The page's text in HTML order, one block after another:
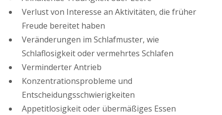
Verlust von Interesse an Aktivitäten, die früher
Freude bereitet haben
Veränderungen im Schlafmuster, wie
Schlaflosigkeit oder vermehrtes Schlafen
Verminderter Antrieb
Konzentrationsprobleme und
Entscheidungsschwierigkeiten
Appetitlosigkeit oder übermäßiges Essen